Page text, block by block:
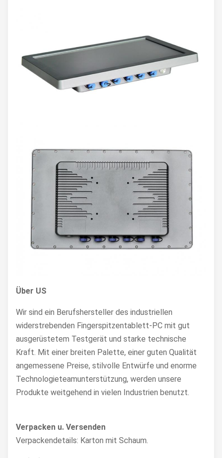
Über US
Wir sind ein Berufshersteller des industriellen
widerstrebenden Fingerspitzentablett-PC mit gut
ausgerüstetem Testgerät und starke technische
Kraft. Mit einer breiten Palette, einer guten Qualität
angemessene Preise, stilvolle Entwürfe und enorme
Technologieteamunterstützung, werden unsere
Produkte weitgehend in vielen Industrien benutzt.
Verpacken u. Versenden
Verpackendetails: Karton mit Schaum.